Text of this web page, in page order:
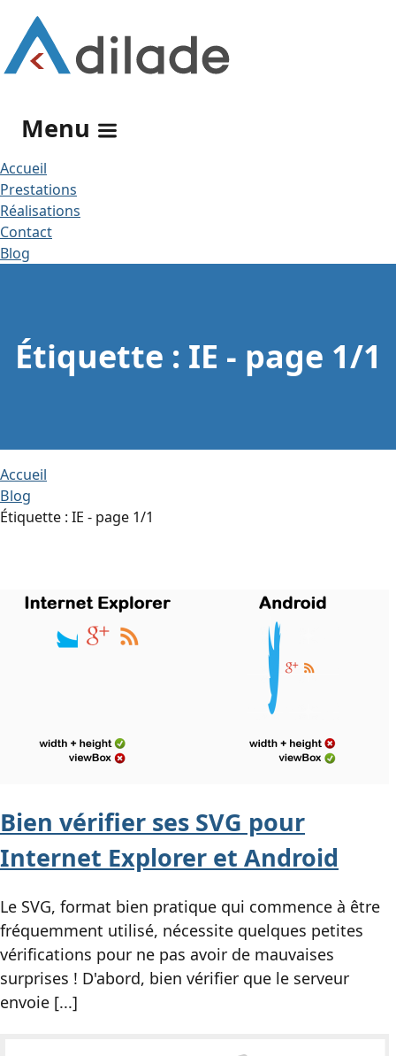
Menu
Accueil
Prestations
Réalisations
Contact
Blog
Étiquette : IE - page 1/1
Accueil
Blog
Étiquette : IE - page 1/1
Bien vérifier ses SVG pour
Internet Explorer et Android
Le SVG, format bien pratique qui commence à être
fréquemment utilisé, nécessite quelques petites
vérifications pour ne pas avoir de mauvaises
surprises ! D'abord, bien vérifier que le serveur
envoie [...]